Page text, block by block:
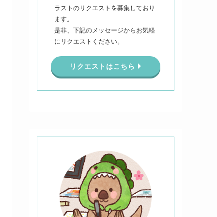
ラストのリクエストを募集しており
ます。
是非、下記のメッセージからお気軽
にリクエストください。
リクエストはこちら